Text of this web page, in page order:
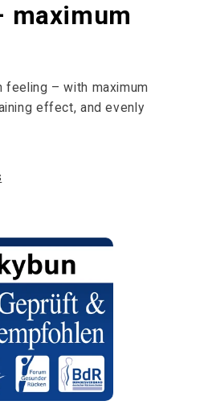
maximum
feeling – with maximum
effect, and evenly